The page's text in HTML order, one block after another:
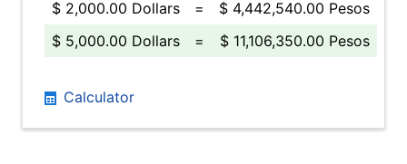
$ 2,000.00 Dollars
=
$ 4,442,540.00 Pesos
$ 5,000.00 Dollars
= $ 11,106,350.00 Pesos
Calculator